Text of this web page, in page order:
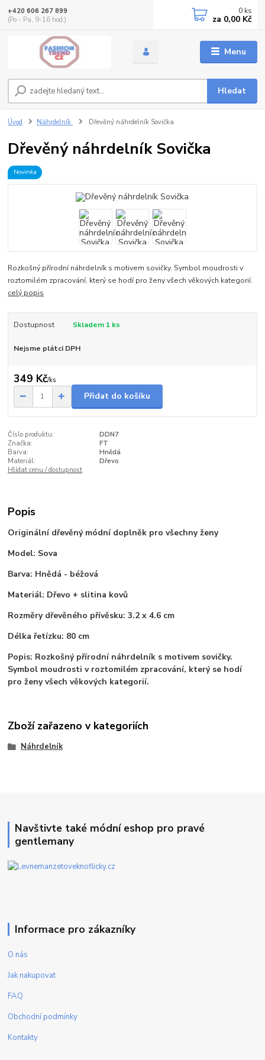
Menu
Hledat
+420 606 267 899
(Po - Pa, 9-16 hod.)
0 ks
za 0,00 Kč
Úvod Náhrdelník Dřevěný náhrdelník Sovička
Dřevěný náhrdelník Sovička
Novinka
Rozkošný přírodní náhrdelník s motivem sovičky. Symbol moudrosti v
roztomilém zpracování, který se hodí pro ženy všech věkových kategorií.
celý popis
Dostupnost Skladem 1 ks
Nejsme plátci DPH
349 Kč/ks
Přidat do košíku
Číslo produktu:
DDN7
Značka:
FT
Barva:
Hnědá
Materiál:
Dřevo
Hlídat cenu / dostupnost
Popis
Originální dřevěný módní doplněk pro všechny ženy
Model: Sova
Barva: Hnědá - béžová
Materiál: Dřevo + slitina kovů
Rozměry dřevěného přívěsku: 3.2 x 4.6 cm
Délka řetízku: 80 cm
Popis: Rozkošný přírodní náhrdelník s motivem sovičky.
Symbol moudrosti v roztomilém zpracování, který se hodí
pro ženy všech věkových kategorií.
Zboží zařazeno v kategoriích
Náhrdelník
Navštivte také módní eshop pro pravé
gentlemany
Informace pro zákazníky
O nás
Jak nakupovat
FAQ
Obchodní podmínky
Kontakty